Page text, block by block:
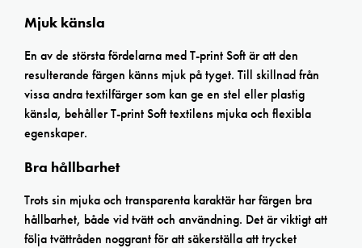
Mjuk känsla
En av de största fördelarna med T-print Soft är att den
resulterande färgen känns mjuk på tyget. Till skillnad från
vissa andra textilfärger som kan ge en stel eller plastig
känsla, behåller T-print Soft textilens mjuka och flexibla
egenskaper.
Bra hållbarhet
Trots sin mjuka och transparenta karaktär har färgen bra
hållbarhet, både vid tvätt och användning. Det är viktigt att
följa tvättråden noggrant för att säkerställa att trycket